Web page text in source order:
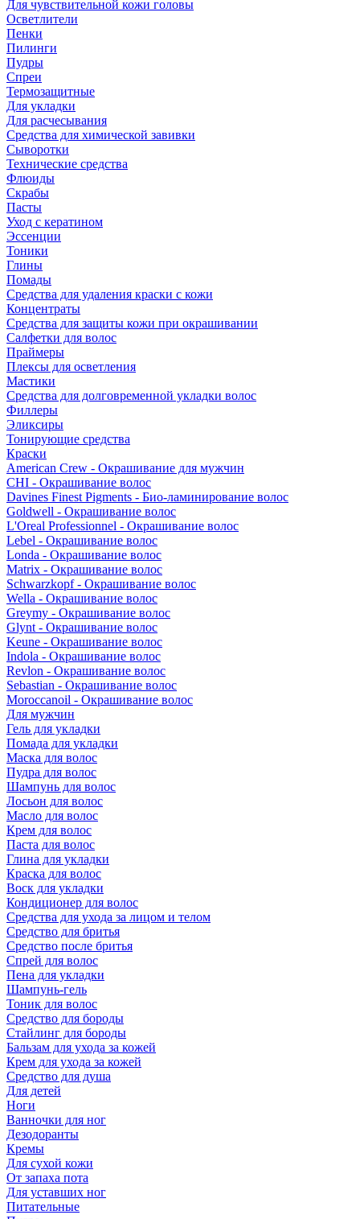
Для чувствительной кожи головы
Осветлители
Пенки
Пилинги
Пудры
Спреи
Термозащитные
Для укладки
Для расчесывания
Средства для химической завивки
Сыворотки
Технические средства
Флюиды
Скрабы
Пасты
Уход с кератином
Эссенции
Тоники
Глины
Помады
Средства для удаления краски с кожи
Концентраты
Средства для защиты кожи при окрашивании
Салфетки для волос
Праймеры
Плексы для осветления
Мастики
Средства для долговременной укладки волос
Филлеры
Эликсиры
Тонирующие средства
Краски
American Crew - Окрашивание для мужчин
CHI - Окрашивание волос
Davines Finest Pigments - Био-ламинирование волос
Goldwell - Окрашивание волос
L'Oreal Professionnel - Окрашивание волос
Lebel - Окрашивание волос
Londa - Окрашивание волос
Matrix - Окрашивание волос
Schwarzkopf - Окрашивание волос
Wella - Окрашивание волос
Greymy - Окрашивание волос
Glynt - Окрашивание волос
Keune - Окрашивание волос
Indola - Окрашивание волос
Revlon - Окрашивание волос
Sebastian - Окрашивание волос
Moroccanoil - Окрашивание волос
Для мужчин
Гель для укладки
Помада для укладки
Маска для волос
Пудра для волос
Шампунь для волос
Лосьон для волос
Масло для волос
Крем для волос
Паста для волос
Глина для укладки
Краска для волос
Воск для укладки
Кондиционер для волос
Средства для ухода за лицом и телом
Средство для бритья
Средство после бритья
Спрей для волос
Пена для укладки
Шампунь-гель
Тоник для волос
Средство для бороды
Стайлинг для бороды
Бальзам для ухода за кожей
Крем для ухода за кожей
Средство для душа
Для детей
Ноги
Ванночки для ног
Дезодоранты
Кремы
Для сухой кожи
От запаха пота
Для уставших ног
Питательные